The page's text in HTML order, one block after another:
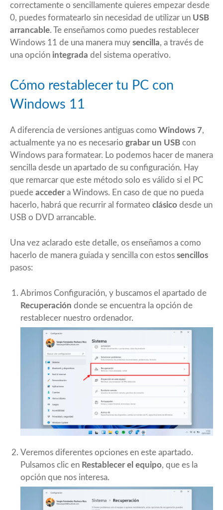
correctamente o sencillamente quieres empezar desde
0, puedes formatearlo sin necesidad de utilizar un USB
arrancable. Te enseñamos como puedes restablecer
Windows 11 de una manera muy sencilla, a través de
una opción integrada del sistema operativo.
Cómo restablecer tu PC con
Windows 11
A diferencia de versiones antiguas como Windows 7,
actualmente ya no es necesario grabar un USB con
Windows para formatear. Lo podemos hacer de manera
sencilla desde un apartado de su configuración. Hay
que remarcar que este método solo es válido si el PC
puede accedera Windows. En caso de que no pueda
hacerlo, habrá que recurrir al formateo clásico desde un
USB o DVD arrancable.
Una vez aclarado este detalle, os enseñamos a como
hacerlo de manera guiada y sencilla con estos sencillos
pasos:
Abrimos Configuración, y buscamos el apartado de
Recuperación donde se encuentra la opción de
restablecer nuestro ordenador.
Veremos diferentes opciones en este apartado.
Pulsamos clic en Restablecer el equipo, que es la
opción que nos interesa.